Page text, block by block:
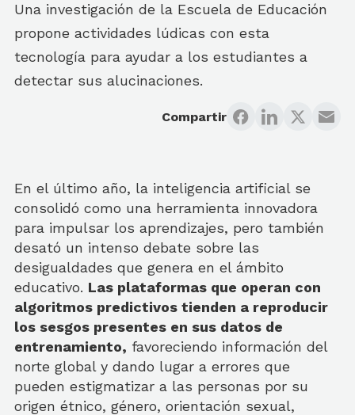
Una investigación de la Escuela de Educación
propone actividades lúdicas con esta
tecnología para ayudar a los estudiantes a
detectar sus alucinaciones.
Compartir
En el último año, la inteligencia artificial se
consolidó como una herramienta innovadora
para impulsar los aprendizajes, pero también
desató un intenso debate sobre las
desigualdades que genera en el ámbito
educativo. Las plataformas que operan con
algoritmos predictivos tienden a reproducir
los sesgos presentes en sus datos de
entrenamiento, favoreciendo información del
norte global y dando lugar a errores que
pueden estigmatizar a las personas por su
origen étnico, género, orientación sexual,